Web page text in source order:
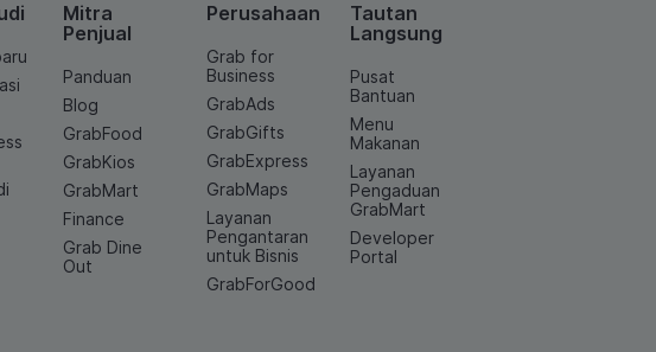
Mitra
Penjual
Panduan
Blog
GrabFood
GrabKios
GrabMart
Finance
Grab Dine
Out
Perusahaan
Grab for
Business
GrabAds
GrabGifts
GrabExpress
GrabMaps
Layanan
Pengantaran
untuk Bisnis
GrabForGood
Tautan
Langsung
Pusat
Bantuan
Menu
Makanan
Layanan
Pengaduan
GrabMart
Developer
Portal